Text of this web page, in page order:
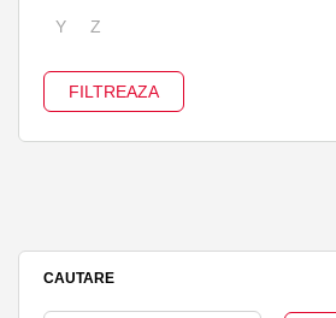
Y Z
CAUTARE